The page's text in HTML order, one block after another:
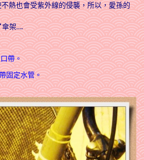
熱也會受紫外線的侵襲，所以，愛孫的
傘架….
帶。
固定水管。